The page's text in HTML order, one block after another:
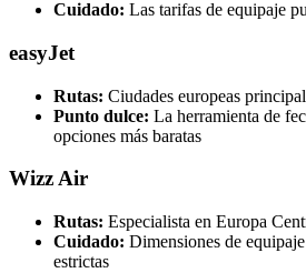
Cuidado: Las tarifas de equipaje
easyJet
Rutas: Ciudades europeas
Punto dulce: La herramienta de
opciones más baratas
Wizz Air
Rutas: Especialista en Europa
Cuidado: Dimensiones de
estrictas